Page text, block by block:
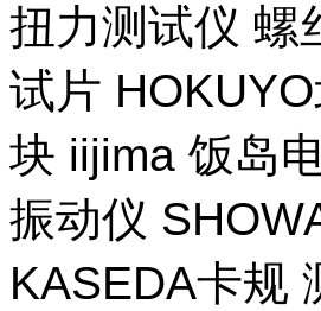
扭力测试仪 螺
试片
块 iijima 饭岛
振动仪
KASEDA卡规